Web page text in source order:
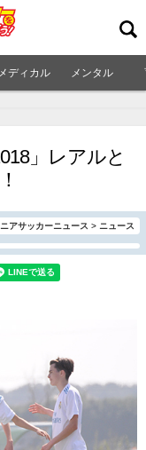
ディカル メンタル
」レアルと
アサッカーニュース > ニュース